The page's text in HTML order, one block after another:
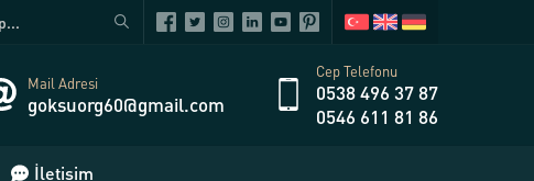
Mail Adresi
goksuorg60@gmail.com
Cep Telefonu
0538 496 37 87
0546 611 81 86
İletişim